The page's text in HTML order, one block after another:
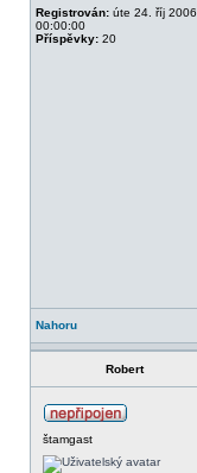
Registrován: úte 24. říj 2006
00:00:00
Příspěvky: 20
Nahoru
Robert
štamgast